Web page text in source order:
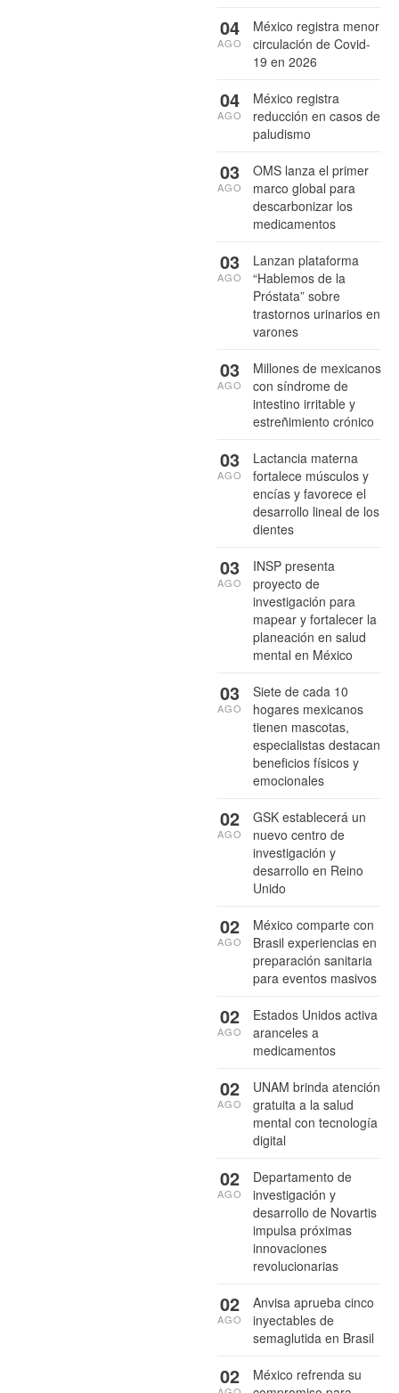
México registra menor
circulación de Covid-
19 en 2026
04
AGO
México registra
reducción en casos de
paludismo
04
AGO
OMS lanza el primer
marco global para
descarbonizar los
medicamentos
03
AGO
Lanzan plataforma
“Hablemos de la
Próstata” sobre
trastornos urinarios en
varones
03
AGO
Millones de mexicanos
con síndrome de
intestino irritable y
estreñimiento crónico
03
AGO
Lactancia materna
fortalece músculos y
encías y favorece el
desarrollo lineal de los
dientes
03
AGO
INSP presenta
proyecto de
investigación para
mapear y fortalecer la
planeación en salud
mental en México
03
AGO
Siete de cada 10
hogares mexicanos
tienen mascotas,
especialistas destacan
beneficios físicos y
emocionales
03
AGO
GSK establecerá un
nuevo centro de
investigación y
desarrollo en Reino
Unido
02
AGO
México comparte con
Brasil experiencias en
preparación sanitaria
para eventos masivos
02
AGO
Estados Unidos activa
aranceles a
medicamentos
02
AGO
UNAM brinda atención
gratuita a la salud
mental con tecnología
digital
02
AGO
Departamento de
investigación y
desarrollo de Novartis
impulsa próximas
innovaciones
revolucionarias
02
AGO
Anvisa aprueba cinco
inyectables de
semaglutida en Brasil
02
AGO
México refrenda su
02